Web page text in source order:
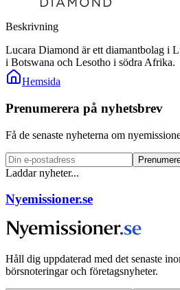
Beskrivning
Lucara Diamond är ett diamantbolag i
i Botswana och Lesotho i södra Afrika.
Hemsida
Prenumerera på nyhetsbrev
Få de senaste nyheterna om
Laddar nyheter...
Nyemissioner.se
Håll dig uppdaterad med det senaste
börsnoteringar och företagsnyheter.